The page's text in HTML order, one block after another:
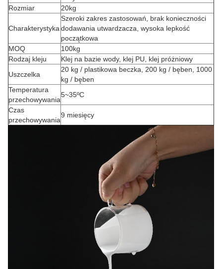
Rozmiar
20kg
Charakterystyka
Szeroki zakres zastosowań, brak konieczności
dodawania utwardzacza, wysoka lepkość
początkowa
MOQ
100kg
Rodzaj kleju
Klej na bazie wody, klej PU, klej próżniowy
Uszczelka
20 kg / plastikowa beczka, 200 kg / bęben, 1000
kg / bęben
Temperatura
przechowywania
5~35ºC
Czas
przechowywania
9 miesięcy